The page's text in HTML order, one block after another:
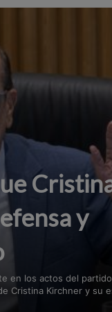
y
en los actos del
Cristina Kirchner y su